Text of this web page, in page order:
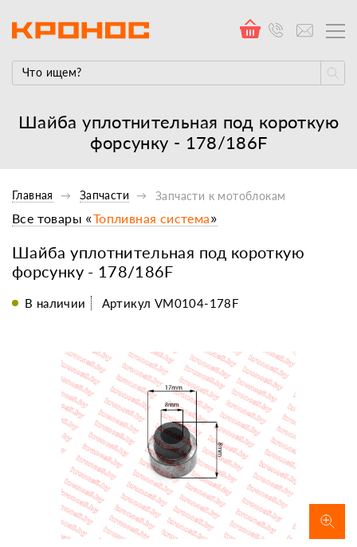
Шайба уплотнительная под короткую
форсунку - 178/186F
Главная Запчасти Запчасти к мотоблокам
Шайба уплотнительная под короткую
форсунку - 178/186F
Все товары «Топливная система»
В наличии Артикул VM0104-178F